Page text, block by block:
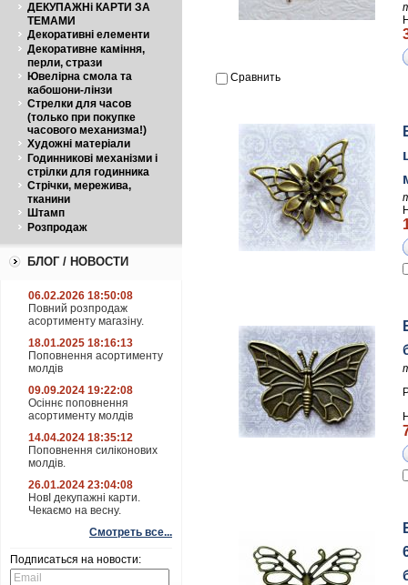
ДЕКУПАЖНі КАРТИ ЗА
ТЕМАМИ
Декоративні елементи
Декоративне каміння,
перли, стрази
Ювелірна смола та
кабошони-лінзи
Стрелки для часов
(только при покупке
часового механизма!)
Художні матеріали
Годинникові механізми і
стрілки для годинника
Стрічки, мережива,
тканини
Штамп
Розпродаж
БЛОГ / НОВОСТИ
06.02.2026 18:50:08
Повний розпродаж
асортименту магазіну.
18.01.2025 18:16:13
Поповнення асортименту
молдів
09.09.2024 19:22:08
Осіннє поповнення
асортименту молдів
14.04.2024 18:35:12
Поповнення силіконових
молдів.
26.01.2024 23:04:08
НовІ декупажні карти.
Чекаємо на весну.
Смотреть все...
Подписаться на новости:
Сравнить